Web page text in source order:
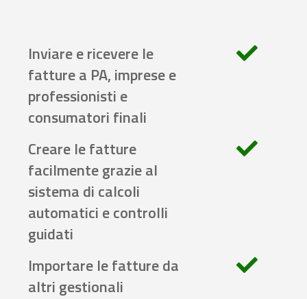
Inviare e ricevere le
fatture a PA, imprese e
professionisti e
consumatori finali
Creare le fatture
facilmente grazie al
sistema di calcoli
automatici e controlli
guidati
Importare le fatture da
altri gestionali